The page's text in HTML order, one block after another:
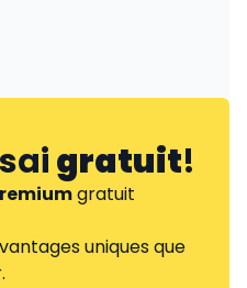
gratuit!
gratuit
uniques que